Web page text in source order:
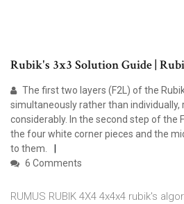
Rubik's 3x3 Solution Guide |
The first two layers (F2L) of the
simultaneously rather than individually,
considerably. In the second step of the
the four white corner pieces and the
to them.
6 Comments
RUMUS RUBIK 4X4 4x4x4 rubik's